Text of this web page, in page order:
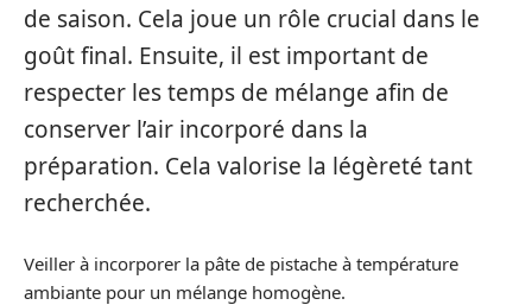
de saison. Cela joue un rôle crucial dans le
goût final. Ensuite, il est important de
respecter les temps de mélange afin de
conserver l’air incorporé dans la
préparation. Cela valorise la légèreté tant
recherchée.
Veiller à incorporer la pâte de pistache à température
ambiante pour un mélange homogène.